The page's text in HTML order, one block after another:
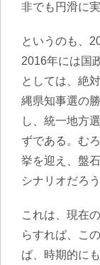
非でも円滑に
というのも、
2016年には国
としては、絶
縄県知事選の
し、統一地方
ずである。む
挙を迎え、盤
シナリオだろう
これは、現在
らすれば、こ
ば、時期的に